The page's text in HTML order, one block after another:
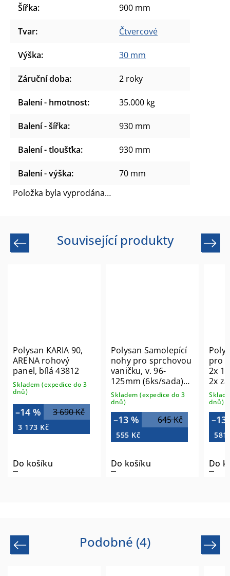
Šířka: 900 mm
Tvar: Čtvercové
Výška: 30 mm
Záruční doba: 2 roky
Balení - hmotnost: 35.000 kg
Balení - šířka: 930 mm
Balení - tloušťka: 930 mm
Balení - výška:
70 mm
Položka byla vyprodána…
Související produkty
Previous
Polysan KARIA 90,
ARENA rohový
panel, bílá 43812
Skladem (expedice do 3
dnů)
3 690 Kč
–14 %
3 173 Kč
Do košíku
Polysan Samolepící
nohy pro sprchovou
vaničku, v. 96-
125mm (6ks/sada)
PV006
Skladem (expedice do 3
dnů)
645 Kč
–13 %
555 Kč
Do košíku
pro
2x
2x
dnů)
–13
581
Do
Next
Podobné (4)
Previous Next